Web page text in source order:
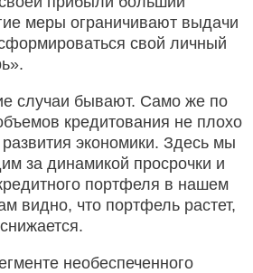
меры ограничивают выдачи
свой личный
случаи бывают. Само же по
кредитования не плохо
экономики. Здесь мы
за динамикой просрочки и
портфеля в нашем
видно, что портфель растет,
необеспеченного